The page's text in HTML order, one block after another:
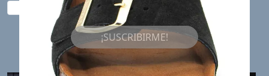
Estoy interesado en recibir publicidad.
¡SUSCRIBIRME!